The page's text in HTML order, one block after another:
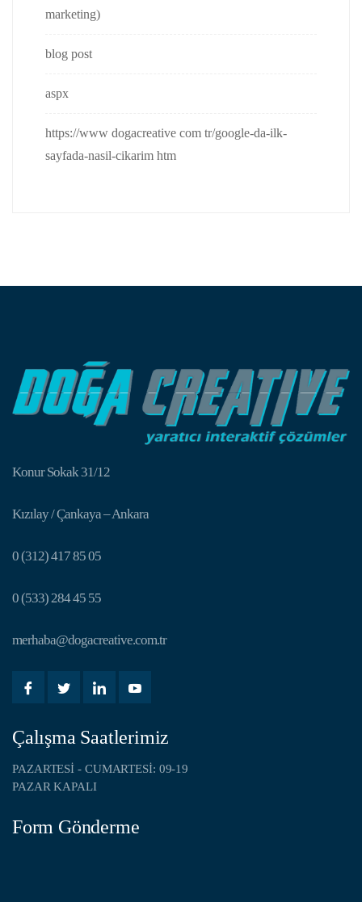
marketing)
blog post
aspx
https://www dogacreative com tr/google-da-ilk-
sayfada-nasil-cikarim htm
Konur Sokak 31/12
Kızılay / Çankaya – Ankara
0 (312) 417 85 05
0 (533) 284 45 55
merhaba@dogacreative.com.tr
Çalışma Saatlerimiz
PAZARTESI - CUMARTESI: 09-19
PAZAR KAPALI
Form Gönderme